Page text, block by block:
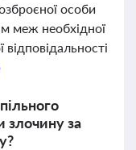
особи
меж необхідної
злочину за